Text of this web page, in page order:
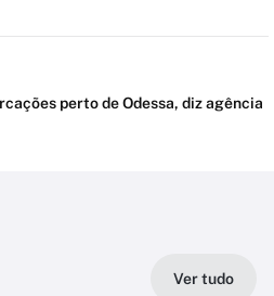
perto de Odessa, diz agência
Ver tudo